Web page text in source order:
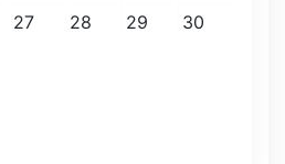
27 28 29
30